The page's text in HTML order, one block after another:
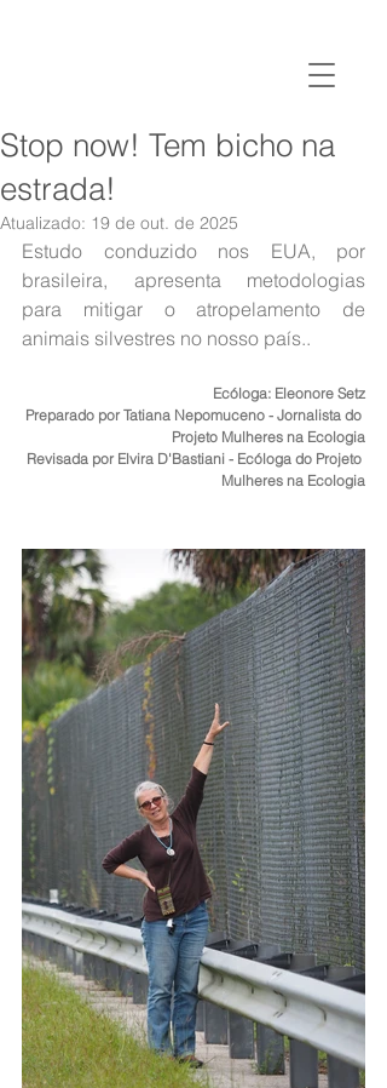
Stop now! Tem bicho na
estrada!
Atualizado: 19 de out. de 2025
Estudo conduzido nos EUA, por
brasileira, apresenta metodologias
para mitigar o atropelamento de
animais silvestres no nosso país..
Ecóloga: Eleonore Setz
Preparado por Tatiana Nepomuceno - Jornalista do
Projeto Mulheres na Ecologia
Revisada por Elvira D'Bastiani - Ecóloga do Projeto
Mulheres na Ecologia